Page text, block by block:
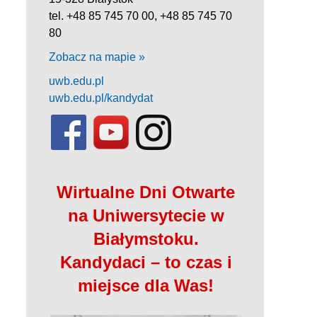
tel. +48 85 745 70 00, +48 85 745 70
80
Zobacz na mapie »
uwb.edu.pl
uwb.edu.pl/kandydat
Wirtualne Dni Otwarte
na Uniwersytecie w
Białymstoku.
Kandydaci – to czas i
miejsce dla Was!